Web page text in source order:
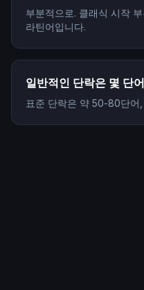
부분적으로. 클래식 시작
라틴어입니다.
일반적인 단락은 몇 단
표준 단락은 약 50-80단어